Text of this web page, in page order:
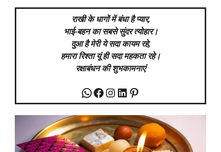
राखी के धागों में बंधा है प्यार,
भाई-बहन का सबसे सुंदर त्योहार।
दुआ है मेरी ये सदा कायम रहे,
हमारा रिश्ता यूं ही सदा महकता रहे।
रक्षाबंधन की शुभकामनाएं
WhatsApp
Facebook
Instagram
LinkedIn
Pinterest